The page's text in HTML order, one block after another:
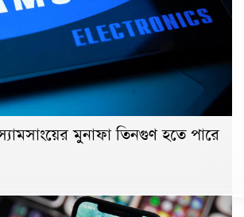
মুনাফা তিনগুণ হতে পারে